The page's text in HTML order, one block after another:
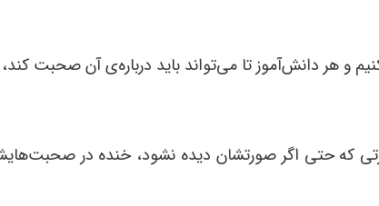
و هر دانشآموز تا میتواند باید دربارهی آن صحبت کند،
که حتی اگر صورتشان دیده نشود، خنده در صحبت